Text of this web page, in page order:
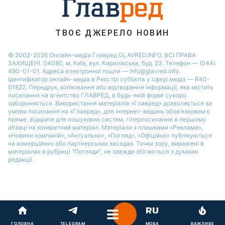
Новини Запоріжжя
Новини Дніпра
ТВОЄ ДЖЕРЕЛО НОВИН
© 2002-2026 Онлайн-медіа Главред GLAVRED.INFO. ВСІ ПРАВА
ЗАХИЩЕНІ. 04080, м. Київ, вул. Кирилівська, буд. 23. Телефон — (044)
490-01-01. Адреса електронної пошти — info@glavred.info.
Ідентифікатор онлайн-медіа в Реєстрі суб’єктів у сфері медіа — R40-
01822. Передрук, копіювання або відтворення інформації, яка містить
посилання на агентство ГЛАВРЕД, в будь-якій формi суворо
забороняється. Використання матеріалів «Главред» дозволяється за
умови посилання на «Главред». для інтернет-видань обов’язковим є
пряме, відкрите для пошукових систем, гіперпосилання в першому
абзаці на конкретний матеріал. Матеріали з плашками «Реклама»,
«Новини компаній», «Актуально», «Погляд», «Офіційно» публікуються
на комерційних або партнерських засадах. Точки зору, виражені в
матеріалах в рубриці "Погляди", не завжди збігаються з думкою
редакції.
ГОЛОВНА TELEGRAM МОВА ВАЖЛИВЕ